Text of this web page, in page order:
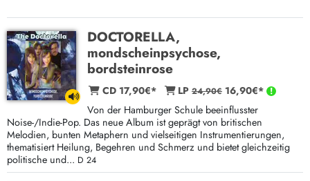
DOCTORELLA,
mondscheinpsychose,
bordsteinrose
CD 17,90€* LP 24,90€ 16,90€*
Von der Hamburger Schule beeinflusster
Noise-/Indie-Pop. Das neue Album ist geprägt von britischen
Melodien, bunten Metaphern und vielseitigen Instrumentierungen,
thematisiert Heilung, Begehren und Schmerz und bietet gleichzeitig
politische und... D 24